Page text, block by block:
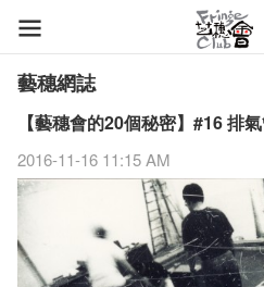
藝穗網誌
【藝穗會的20個秘密】#16 排
2016-11-16 11:15 AM